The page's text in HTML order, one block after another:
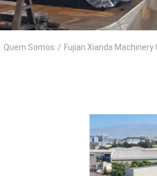
Quem Somos / Fujian Xianda